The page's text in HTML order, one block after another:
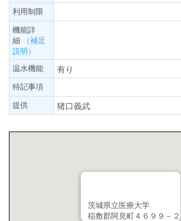
利用制限
機能詳
細
（補足
説明）
温水機能
有り
特記事項
提供
猪口義武
茨城県立医療大学
稲敷郡阿見町４６９９－２